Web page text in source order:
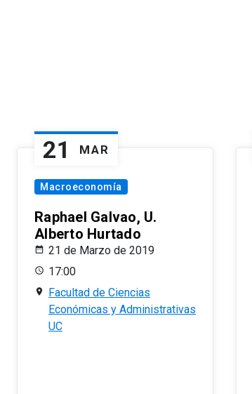
21 MAR
Macroeconomía
Raphael Galvao, U.
Alberto Hurtado
21 de Marzo de 2019
17:00
Facultad de Ciencias
Económicas y Administrativas
UC